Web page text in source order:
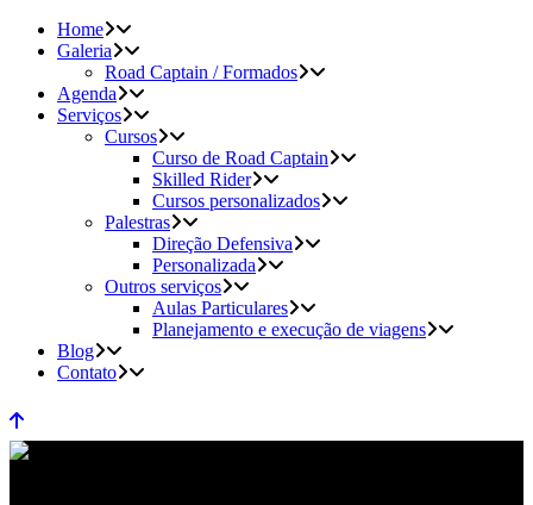
Home
Galeria
Road Captain / Formados
Agenda
Serviços
Cursos
Curso de Road Captain
Skilled Rider
Cursos personalizados
Palestras
Direção Defensiva
Personalizada
Outros serviços
Aulas Particulares
Planejamento e execução de viagens
Blog
Contato